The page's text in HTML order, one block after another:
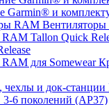
Garmin® и